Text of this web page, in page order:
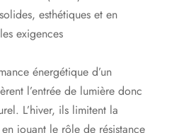
esthétiques et en
exigences
énergétique d’un
l’entrée de lumière donc
L’hiver, ils limitent la
jouant le rôle de résistance